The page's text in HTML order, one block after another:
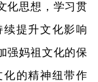
化思想，学习贯
提升文化影响
强妈祖文化的保
的精神纽带作